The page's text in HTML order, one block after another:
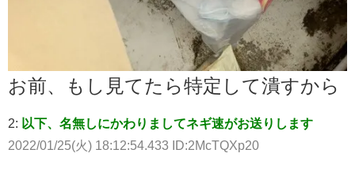
お前、もし見てたら特定して潰すから
2: 以下、名無しにかわりましてネギ速がお送りします
2022/01/25(火) 18:12:54.433 ID:2McTQXp20